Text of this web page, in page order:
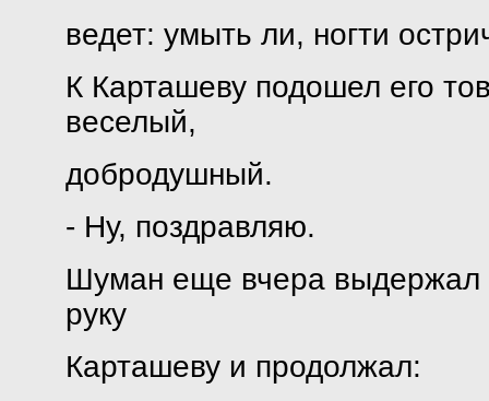
ведет: умыть ли, ногти
К Карташеву подошел его
веселый,
добродушный.
- Ну, поздравляю.
Шуман еще вчера выдержал
руку
Карташеву и продолжал: